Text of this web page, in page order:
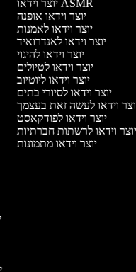
יוצר וידאו ASMR
יוצר וידאו אופנה
יוצר וידאו לאמנות
יוצר וידאו לאנדרואיד
יוצר וידאו להיגוי
יוצר וידאו לטיולים
יוצר וידאו ליוטיוב
יוצר וידאו לסיורי בתים
יוצר וידאו לעשה זאת בעצמך
יוצר וידאו לפודקאסט
יוצר וידאו לרשתות חברתיות
יוצר וידאו מתמונות